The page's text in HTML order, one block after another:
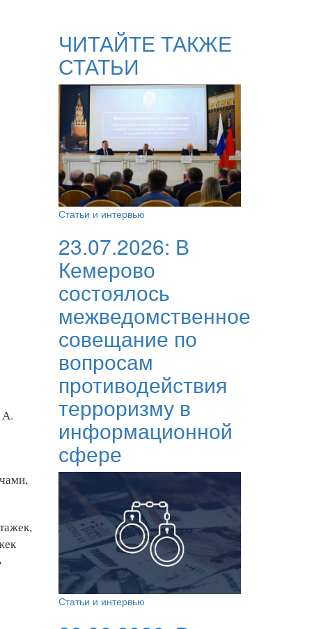
А.
ЧИТАЙТЕ ТАКЖЕ
СТАТЬИ
Статьи и интервью
23.07.2026: В
Кемерово
состоялось
межведомственное
совещание по
вопросам
противодействия
терроризму в
информационной
сфере
Статьи и интервью